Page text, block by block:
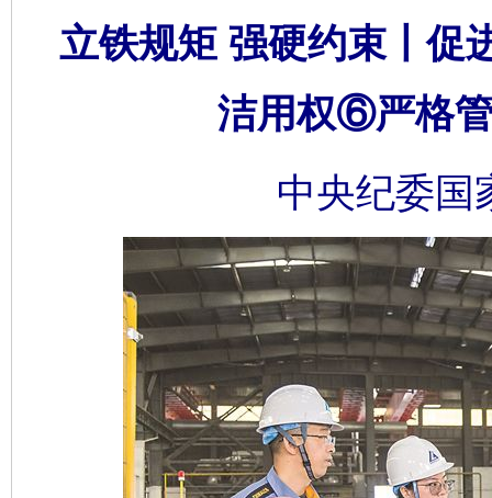
立铁规矩 强硬约束丨促
洁用权⑥严格
中央纪委国